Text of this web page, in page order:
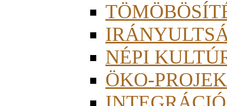
NÉPI
ÖKO-